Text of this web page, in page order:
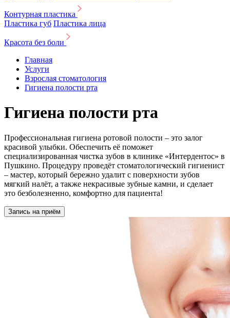
Контурная пластика
Пластика губ Пластика лица
Красота без боли
Главная
Услуги
Взрослая стоматология
Гигиена полости рта
Гигиена полости рта
Профессиональная гигиена ротовой полости – это залог
красивой улыбки. Обеспечить её поможет
специализированная чистка зубов в клинике «Интердентос» в
Пушкино. Процедуру проведёт стоматологический гигиенист
– мастер, который бережно удалит с поверхности зубов
мягкий налёт, а также некрасивые зубные камни, и сделает
это безболезненно, комфортно для пациента!
Запись на приём